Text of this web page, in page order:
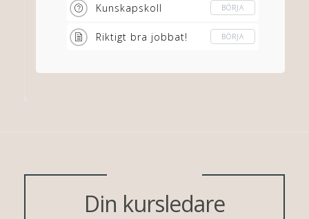
Kunskapskoll BÖRJA
Riktigt bra jobbat! BÖRJA
Din kursledare